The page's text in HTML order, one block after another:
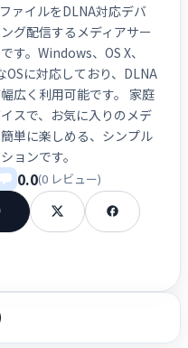
ァイルをDLNA対応デバ
グ配信するメディアサー
す。Windows、OS X、
OSに対応しており、DLNA
広く利用可能です。 家庭
スで、お気に入りのメデ
単に楽しめる、シンプル
ョンです。
0.0(0 レビュー)